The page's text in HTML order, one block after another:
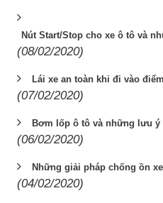
Nút Start/Stop cho xe ô tô và
(08/02/2020)
Lái xe an toàn khi đi vào
(07/02/2020)
Bơm lốp ô tô và những lưu
(06/02/2020)
Những giải pháp chống ồn
(04/02/2020)